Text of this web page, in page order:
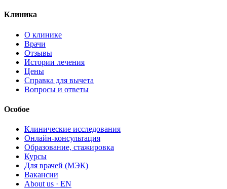
Клиника
О клинике
Врачи
Отзывы
Истории лечения
Цены
Справка для вычета
Вопросы и ответы
Особое
Клинические исследования
Онлайн-консультация
Образование, стажировка
Курсы
Для врачей (МЭК)
Вакансии
About us · EN